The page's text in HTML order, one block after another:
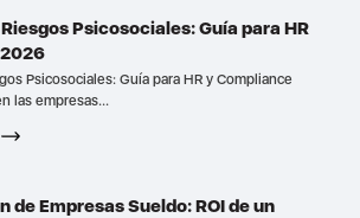
Psicosociales: Guía para HR
Psicosociales: Guía para HR y Compliance
las empresas...
de Empresas Sueldo: ROI de un